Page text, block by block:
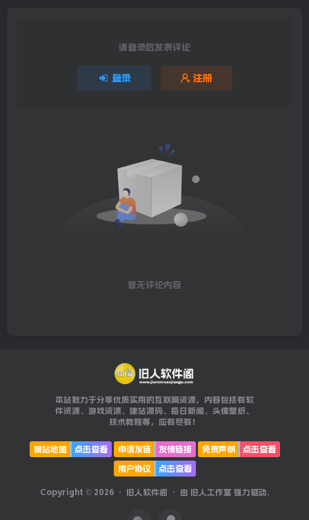
请登录后发表评论
登录 注册
暂无评论内容
本站致力于分享优质实用的互联网资源，内容包括有软
件资源、游戏资源、建站源码、每日新闻、头像壁纸、
技术教程等，应有尽有！
网站地图 点击查看 申请友链 友情链接 免责声明
点击查看
用户协议
点击查看
Copyright © 2026 · 旧人软件阁 · 由 旧人工作室 强力驱动.